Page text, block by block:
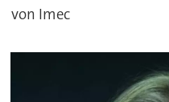
von Imec